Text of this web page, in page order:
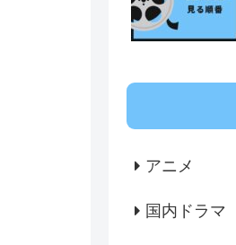
アニメ
国内ドラマ